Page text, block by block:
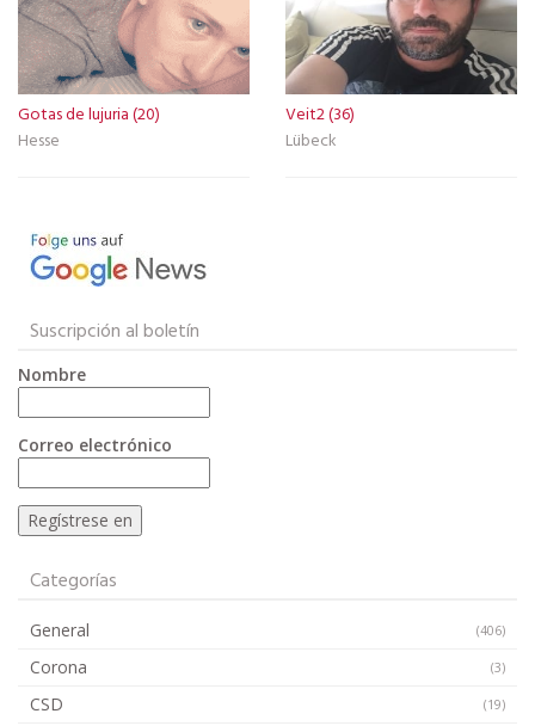
Gotas de lujuria (20)
Hesse
Veit2 (36)
Lübeck
Suscripción al boletín
Nombre
Correo electrónico
Categorías
General (406)
Corona (3)
CSD (19)